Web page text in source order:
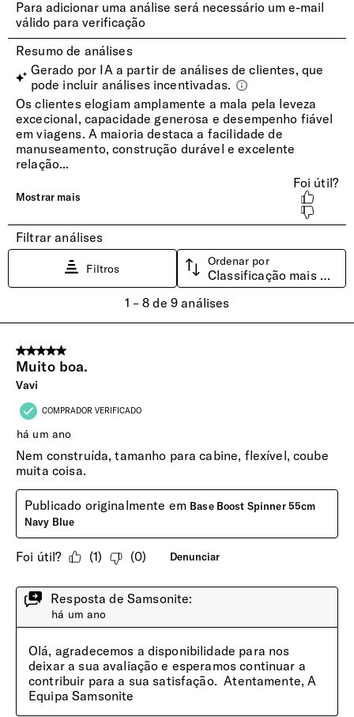
Pega Extensível
Trolley extensível c/ botão para ajustar confortavelmente à
sua altura.
Fechadura
É imprescindivel em viagens de/para os EUA! Graças a
uma chave que só a Autoridade de Segurança de
Transportes (TSA) possui, permite às autoridades controlar
a bagagem sem danificá-la.
Pega
C/ 1 pega superior, lateral e inferior, para uma maior
mobilidade e um melhor manuseamento.
C/ 4 rodas ideais para o transporte em pisos regulares.
INTERIOR
Smart Fix Buckle
Permite fixar as cintas nas laterais da mala para maior
facilidade enquanto prepara a mala.
Compartimento Superior
Forrado c/ estampado e c/ cintas funcionais. C/ 1 bolso em
rede c/ fecho de correr, para uma melhor organização dos
Forrado c/ estampado e c/ cintas funcionais. Inclui ainda 1
bolso c/ fecho, ideal para guardar os seus objetos mais
Cintas Ajustadoras
Fitas elásticas transversais funcionais, no compartimento